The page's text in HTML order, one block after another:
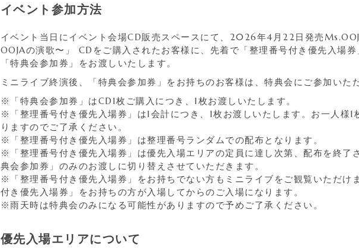
イベント参加方法
イベント当日にイベント会場CD販売スペースにて、2026年4月22日発売
OOJAの演歌〜」 CDをご購入されたお客様に、先着で「整理番号付き優先入場
「特典会参加券」をお渡しいたします。
ミニライブ終演後、「特典会参加券」をお持ちのお客様は、特典会にご参加いた
※「特典会参加券」はCD1枚ご購入につき、1枚お渡しいたします。
※「整理番号付き優先入場券」は1会計につき、1枚お渡しいたします。お一人様1
りますのでご了承ください。
※「整理番号付き優先入場券」は整理番号ランダムでの配布となります。
※「整理番号付き優先入場券」は優先入場エリアの定員に達し次第、配布を終了
典会参加券」のみのお渡しに切り替えさせていただきます。
※「整理番号付き優先入場券」をお持ちでない方もミニライブをご観覧いただけ
付き優先入場券」をお持ちの方が入場してからのご入場になります。
※雨天時は特典会のみになる可能性がありますので予めご了承ください。
優先入場エリアについて